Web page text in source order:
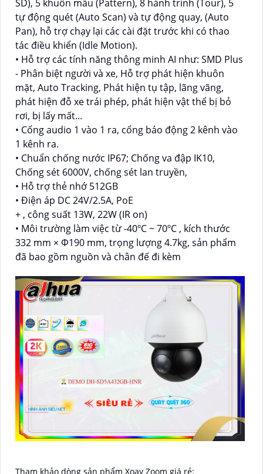
SD), 5 khuôn mẫu (Pattern), 8 hành trình (Tour), 5
tự động quét (Auto Scan) và tự động quay, (Auto
Pan), hỗ trợ chạy lại các cài đặt trước khi có thao
tác điều khiển (Idle Motion).
• Hỗ trợ các tính năng thông minh AI như: SMD Plus
- Phân biệt người và xe, Hỗ trợ phát hiện khuôn
mặt, Auto Tracking, Phát hiện tụ tập, lãng vãng,
phát hiện đỗ xe trái phép, phát hiện vật thể bị bỏ
rơi, bị lấy mất...
• Cổng audio 1 vào 1 ra, cổng báo động 2 kênh vào
1 kênh ra.
• Chuẩn chống nước IP67; Chống va đập IK10,
Chống sét 6000V, chống sét lan truyền,
• Hỗ trợ thẻ nhớ 512GB
• Điện áp DC 24V/2.5A, PoE
+ , công suất 13W, 22W (IR on)
• Môi trường làm việc từ -40ºC ~ 70ºC , kích thước
332 mm × Φ190 mm, trọng lượng 4.7kg, sản phẩm
đã bao gồm nguồn và chân đế đi kèm
Tham khảo dòng sản phẩm Xoay Zoom giá rẻ: